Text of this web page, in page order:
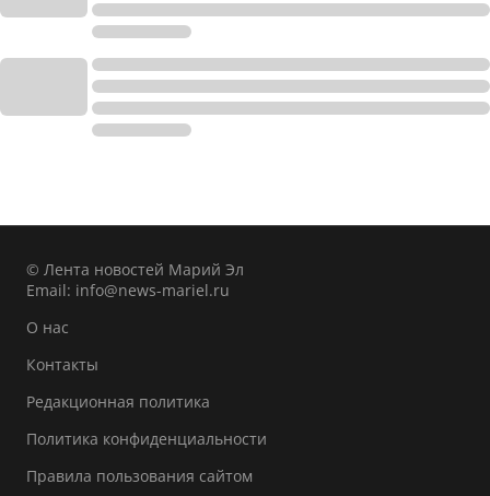
© Лента новостей Марий Эл
Email: info@news-mariel.ru
О нас
Контакты
Редакционная политика
Политика конфиденциальности
Правила пользования сайтом